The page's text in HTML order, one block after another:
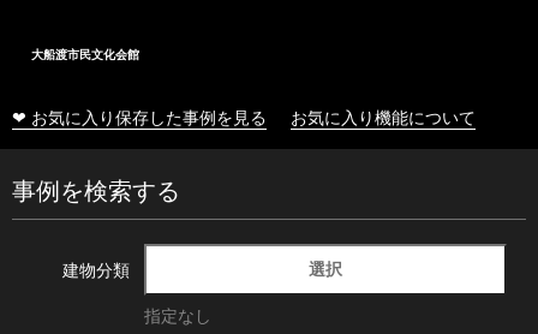
大船渡市民文化会館
❤ お気に入り保存した事例を見る お気に入り機能について
事例を検索する
建物分類 選択
指定なし